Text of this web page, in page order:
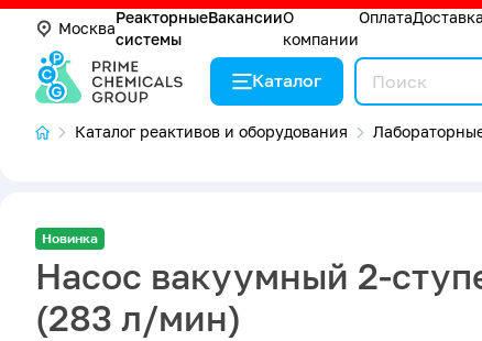
Москва
Реакторные
системы
ВакансииО
компании
ОплатаДоставка
Каталог
Каталог реактивов и оборудования
Новинка
Насос вакуумный 2-
(283 л/мин)